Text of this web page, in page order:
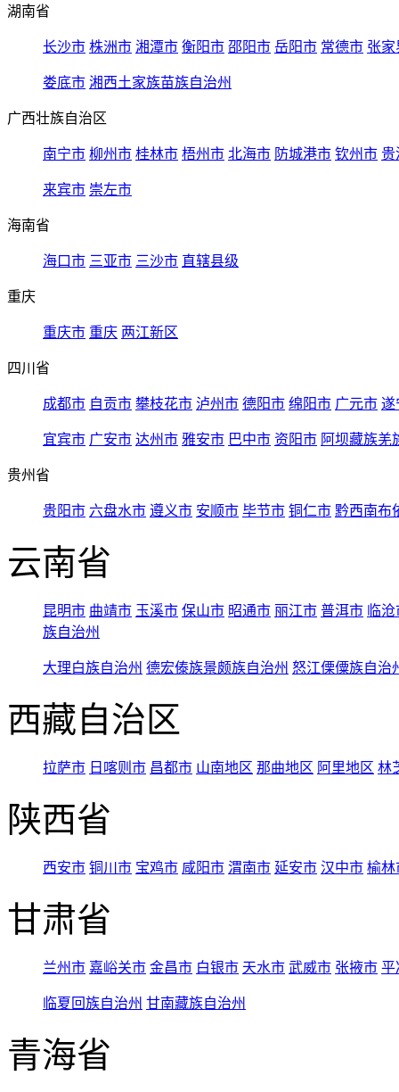
湖南省
长沙市 株洲市 湘潭市 衡阳市 邵阳市 岳阳市 常德市 张家
娄底市 湘西土家族苗族自治州
广西壮族自治区
南宁市 柳州市 桂林市 梧州市 北海市 防城港市 钦州市 贵
来宾市 崇左市
海南省
海口市 三亚市 三沙市 直辖县级
重庆
重庆市 重庆 两江新区
四川省
成都市 自贡市 攀枝花市 泸州市 德阳市 绵阳市 广元市 遂
宜宾市 广安市 达州市 雅安市 巴中市 资阳市 阿坝藏族羌
贵州省
贵阳市 六盘水市 遵义市 安顺市 毕节市 铜仁市 黔西南布
云南省
昆明市 曲靖市 玉溪市 保山市 昭通市 丽江市 普洱市 临
族自治州
大理白族自治州 德宏傣族景颇族自治州 怒江傈僳族自治
西藏自治区
拉萨市 日喀则市 昌都市 山南地区 那曲地区 阿里地区 林
陕西省
西安市 铜川市 宝鸡市 咸阳市 渭南市 延安市 汉中市 榆林
甘肃省
兰州市 嘉峪关市 金昌市 白银市 天水市 武威市 张掖市 平
临夏回族自治州 甘南藏族自治州
青海省